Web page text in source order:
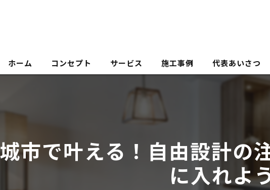
ホーム コンセプト サービス 施工事例 代表あいさつ
市で叶える！自由設計の
に入れよ